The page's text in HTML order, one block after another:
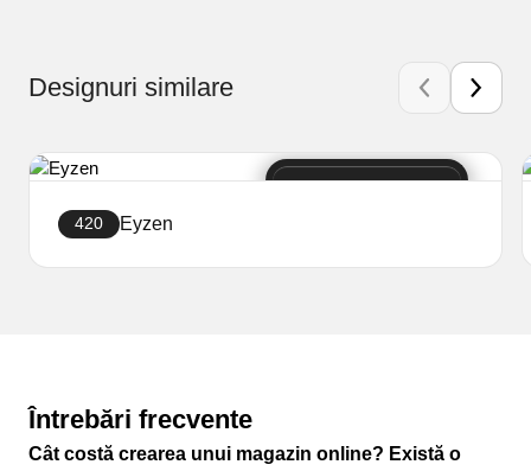
Designuri similare
420 Eyzen
Întrebări frecvente
Cât costă crearea unui magazin online? Există o